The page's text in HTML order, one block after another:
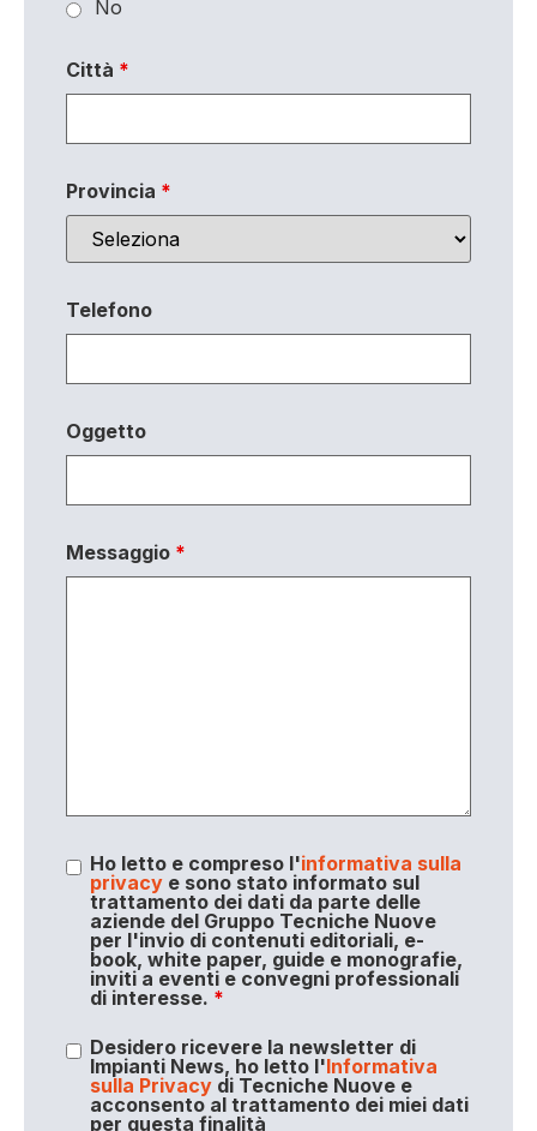
No
Città *
Provincia *
Telefono
Oggetto
Messaggio *
Ho letto e compreso l'informativa sulla
privacye sono stato informato sul
trattamento dei dati da parte delle
aziende del Gruppo Tecniche Nuove
per l'invio di contenuti editoriali, e-
book, white paper, guide e monografie,
inviti a eventi e convegni professionali
di interesse. *
Desidero ricevere la newsletter di
Impianti News, ho letto l'Informativa
sulla Privacydi Tecniche Nuove e
acconsento al trattamento dei miei dati
per questa finalità